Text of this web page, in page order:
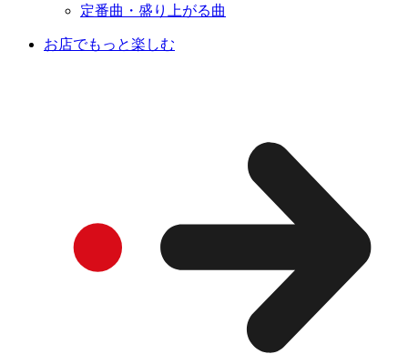
定番曲・盛り上がる曲
お店でもっと楽しむ